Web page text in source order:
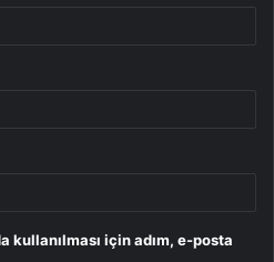
kullanılması için adım, e-posta